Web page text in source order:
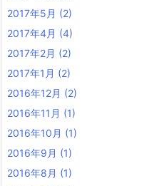
2017年5月 (2)
2017年4月 (4)
2017年2月 (2)
2017年1月 (2)
2016年12月 (2)
2016年11月 (1)
2016年10月 (1)
2016年9月 (1)
2016年8月 (1)